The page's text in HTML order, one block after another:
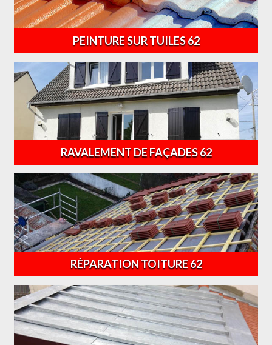
PEINTURE SUR TUILES 62
RAVALEMENT DE FAÇADES 62
RÉPARATION TOITURE 62